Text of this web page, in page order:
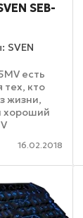
SEB-
SVEN
есть
кто
жизни,
хороший
связь
16.02.2018